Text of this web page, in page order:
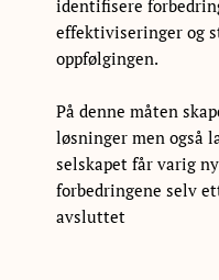
identifisere
effektiviseringer og
oppfølgingen.
På denne måten
løsninger men også
selskapet får varig
forbedringene selv
avsluttet